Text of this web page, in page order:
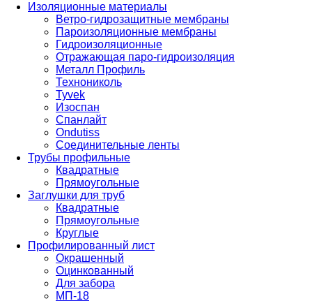
Изоляционные материалы
Ветро-гидрозащитные мембраны
Пароизоляционные мембраны
Гидроизоляционные
Отражающая паро-гидроизоляция
Металл Профиль
Технониколь
Tyvek
Изоспан
Спанлайт
Ondutiss
Соединительные ленты
Трубы профильные
Квадратные
Прямоугольные
Заглушки для труб
Квадратные
Прямоугольные
Круглые
Профилированный лист
Окрашенный
Оцинкованный
Для забора
МП-18